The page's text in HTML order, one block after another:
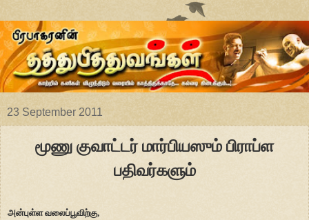
23 September 2011
மூணு குவாட்டர் மார்பியஸும் பிராப்ள
பதிவர்களும்
அன்புள்ள வலைப்பூவிற்கு,